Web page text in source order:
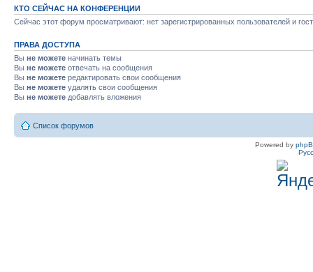
КТО СЕЙЧАС НА КОНФЕРЕНЦИИ
Сейчас этот форум просматривают: нет зарегистрированных пользователей и
ПРАВА ДОСТУПА
Вы не можете начинать темы
Вы не можете отвечать на сообщения
Вы не можете редактировать свои сообщения
Вы не можете удалять свои сообщения
Вы не можете добавлять вложения
Список форумов
Powered by